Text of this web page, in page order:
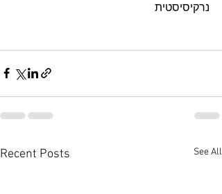
נרקיסיסטית
Recent Posts See All